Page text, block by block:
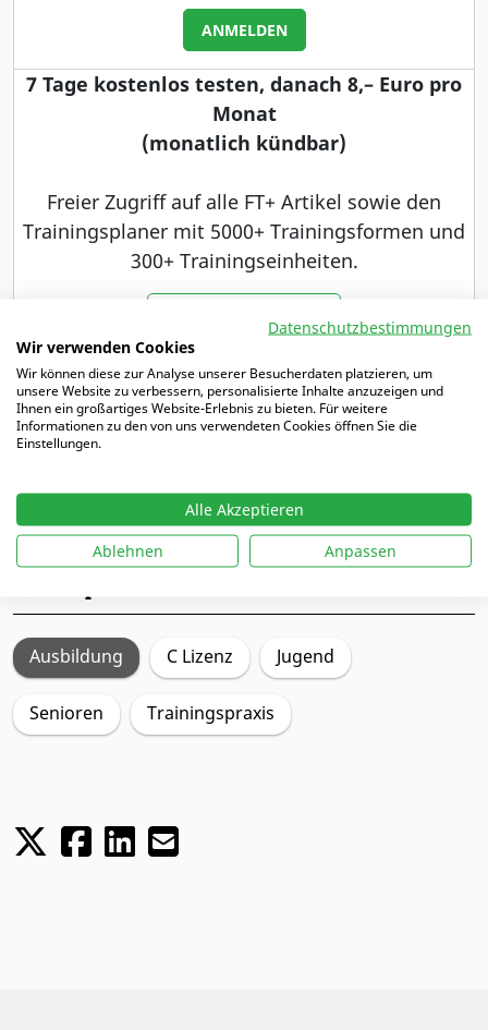
ANMELDEN
7 Tage kostenlos testen, danach 8,– Euro pro
Monat
(monatlich kündbar)
Freier Zugriff auf alle FT+ Artikel sowie den
Trainingsplaner mit 5000+ Trainingsformen und
300+ Trainingseinheiten.
Du bist bereits Abonnent unserer Zeitschrift
Fußballtraining oder Fußballtraining JUNIOR?
Dann haben wir ein besonderes Angebot für dich.
Ausbildung C Lizenz Jugend
Senioren Trainingspraxis
Datenschutzbestimmungen
Wir verwenden Cookies
Wir können diese zur Analyse unserer Besucherdaten platzieren, um
unsere Website zu verbessern, personalisierte Inhalte anzuzeigen und
Ihnen ein großartiges Website-Erlebnis zu bieten. Für weitere
Informationen zu den von uns verwendeten Cookies öffnen Sie die
Einstellungen.
Alle Akzeptieren
Ablehnen
Anpassen